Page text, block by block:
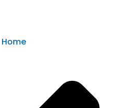
Home